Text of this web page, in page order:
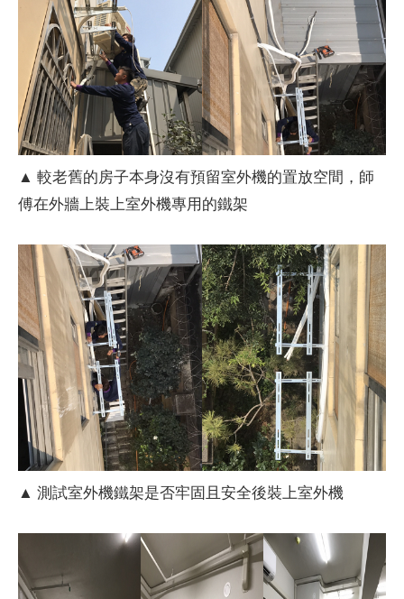
▲ 較老舊的房子本身沒有預留室外機的置放空間，師
傅在外牆上裝上室外機專用的鐵架
▲ 測試室外機鐵架是否牢固且安全後裝上室外機